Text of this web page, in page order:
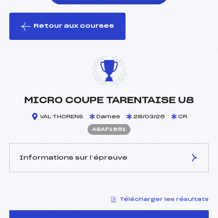
le ski
Retour aux courses
MICRO COUPE TARENTAISE U8
VAL THORENS Dames 28/03/26 CR
ASAF1651
Informations sur l’épreuve
BANTIN BAPTISTE (SA)
Arbitre :
–
Télécharger les résultats